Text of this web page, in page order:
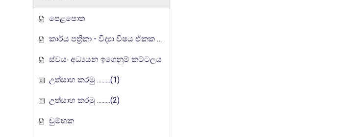
පෙළපොත
කාර්ය පත්‍රිකා - විද්‍යා විෂය ඒකක සංවර්ධන වැඩසටහන, මතුගම අධ්‍යාපන කලාපය
ස්වයං අධ්‍යයන ඉගෙනුම් කට්ටලය
උත්සාහ කරමු .........(1)
උත්සාහ කරමු .........(2)
චුම්භක